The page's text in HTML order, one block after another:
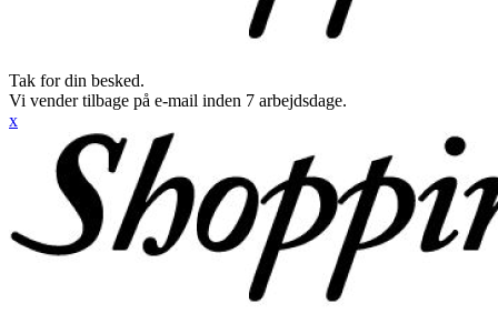
Tak for din besked.
Vi vender tilbage på e-mail inden 7 arbejdsdage.
x